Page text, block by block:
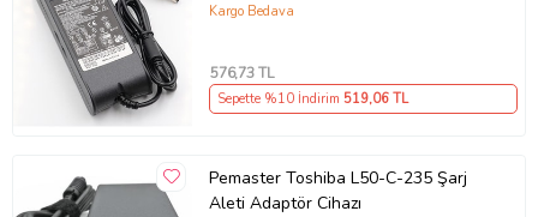
Kargo Bedava
576,73 TL
Sepette %10 İndirim 519,06 TL
Pemaster Toshiba L50-C-235 Şarj
Aleti Adaptör Cihazı